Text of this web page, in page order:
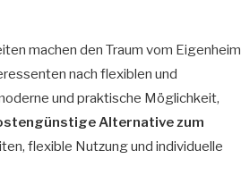
machen den Traum vom Eigenheim
nach flexiblen und
und praktische Möglichkeit,
Alternative zum
flexible Nutzung und individuelle